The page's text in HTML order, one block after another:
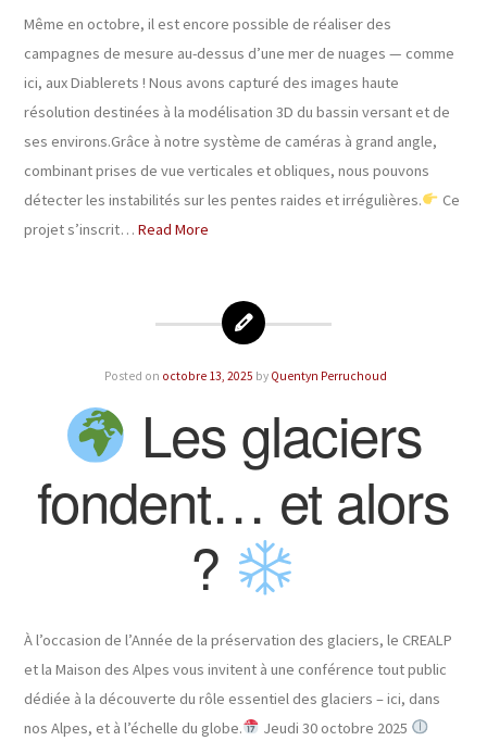
Même en octobre, il est encore possible de réaliser des
campagnes de mesure au-dessus d’une mer de nuages — comme
ici, aux Diablerets ! Nous avons capturé des images haute
résolution destinées à la modélisation 3D du bassin versant et de
ses environs.Grâce à notre système de caméras à grand angle,
combinant prises de vue verticales et obliques, nous pouvons
détecter les instabilités sur les pentes raides et irrégulières.
Ce
projet s’inscrit… Read More
Posted on octobre 13, 2025 by Quentyn Perruchoud
Les glaciers
fondent… et alors
?
À l’occasion de l’Année de la préservation des glaciers, le CREALP
et la Maison des Alpes vous invitent à une conférence tout public
dédiée à la découverte du rôle essentiel des glaciers – ici, dans
nos Alpes, et à l’échelle du globe.
Jeudi 30 octobre 2025